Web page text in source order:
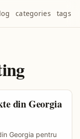
categories tags
din Georgia
Georgia pentru